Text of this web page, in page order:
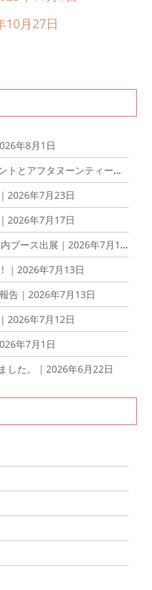
10月27日
年8月1日
ーを楽しむ会を開催しました！｜2026年7月29日
2026年7月23日
2026年7月17日
ース出展｜2026年7月17日
｜2026年7月13日
告｜2026年7月13日
2026年7月12日
年7月1日
した。｜2026年6月22日